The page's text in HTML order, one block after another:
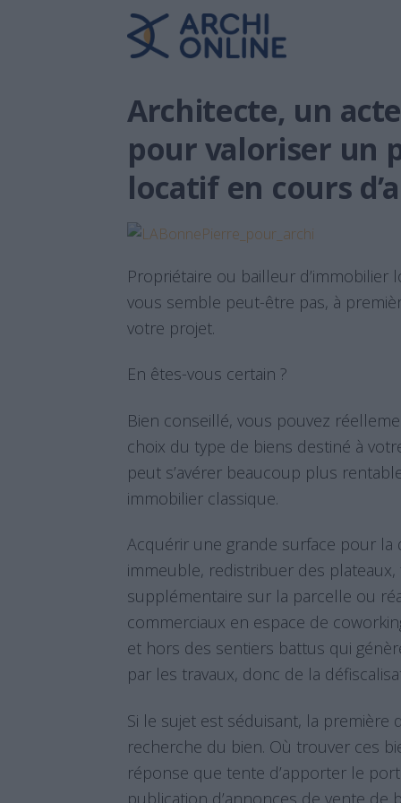
Architecte, un
pour valoriser un
locatif en cours
Propriétaire ou bailleur d’immobilier
vous semble peut-être pas, à
votre projet.
En êtes-vous certain ?
Bien conseillé, vous pouvez
choix du type de biens destiné à
peut s’avérer beaucoup plus
immobilier classique.
Acquérir une grande surface pour la
immeuble, redistribuer des
supplémentaire sur la parcelle ou
commerciaux en espace de
et hors des sentiers battus qui
par les travaux, donc de la
Si le sujet est séduisant, la première
recherche du bien. Où trouver ces
réponse que tente d’apporter le
publication d’annonces de vente